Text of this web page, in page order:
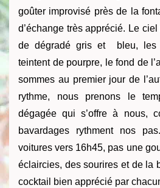
goûter improvisé près de la
d’échange très apprécié. Le
de dégradé gris et bleu, les
teintent de pourpre, le fond de
sommes au premier jour de
rythme, nous prenons le
dégagée qui s’offre à nous,
bavardages rythment nos
voitures vers 16h45, pas une
éclaircies, des sourires et de la
cocktail bien apprécié par